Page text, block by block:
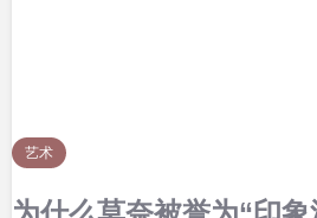
艺术